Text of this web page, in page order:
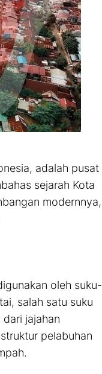
adalah pusat
sejarah Kota
modernnya,
oleh suku-
salah satu suku
jajahan
pelabuhan